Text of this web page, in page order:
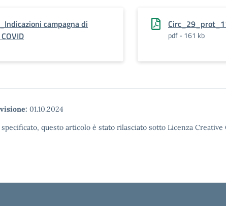
campagna di
pdf - 161 kb
01.10.2024
questo articolo è stato rilasciato sotto Licenza